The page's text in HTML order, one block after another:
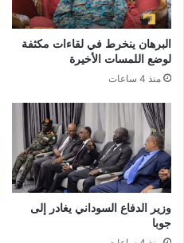
البرهان ينخرط في لقاءات مكثفة
لوضع اللمسات الأخيرة
منذ 4 ساعات
وزير الدفاع السوداني يغادر إلى
جوبا